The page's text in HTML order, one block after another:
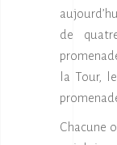
de
la Tour,
Chacune